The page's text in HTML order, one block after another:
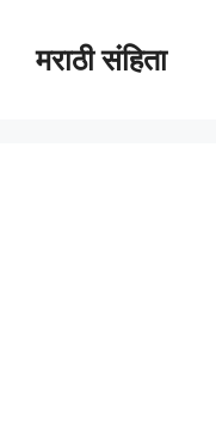
contentमराठी संहिता